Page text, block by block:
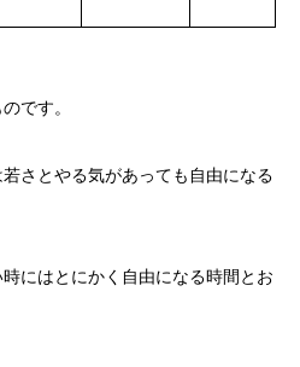
です。
さとやる気があっても自由になる
にはとにかく自由になる時間とお